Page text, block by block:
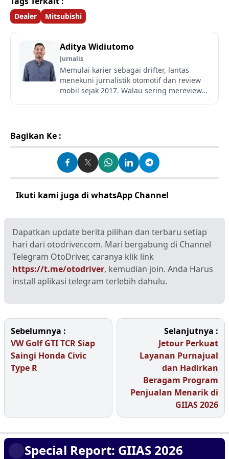
Dealer Mitsubishi
Aditya Widiutomo
Jurnalis
Memulai karier sebagai drifter, lantas
menekuni jurnalistik otomotif dan review
mobil sejak 2017. Walau sering mereview...
Bagikan Ke :
Ikuti kami juga di whatsApp Channel
Dapatkan update berita pilihan dan terbaru setiap
hari dari otodriver.com. Mari bergabung di Channel
Telegram OtoDriver, caranya klik link
https://t.me/otodriver, kemudian join. Anda Harus
install aplikasi telegram terlebih dahulu.
Sebelumnya :
VW Golf GTI TCR Siap
Saingi Honda Civic
Type R
Selanjutnya :
Jetour Perkuat
Layanan Purnajual
dan Hadirkan
Beragam Program
Penjualan Menarik di
GIIAS 2026
Special Report: GIIAS 2026